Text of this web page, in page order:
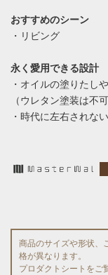
おすすめのシーン
・リビング
永く愛用できる設計
・オイルの塗りたし
（ウレタン塗装は不可
・時代に左右されな
商品のサイズや形状、
格が異なります。
プロダクトシートをご